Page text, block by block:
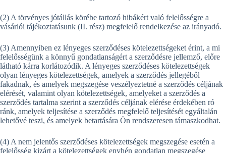
(2) A törvényes jótállás körébe tartozó hibákért való felelősségre a
vásárlói tájékoztatásunk (II. rész) megfelelő rendelkezése az irányadó.
(3) Amennyiben ez lényeges szerződéses kötelezettségeket érint, a mi
felelősségünk a könnyű gondatlanságért a szerződésre jellemző, előre
látható kárra korlátozódik. A lényeges szerződéses kötelezettségek
olyan lényeges kötelezettségek, amelyek a szerződés jellegéből
fakadnak, és amelyek megszegése veszélyeztetné a szerződés céljának
elérését, valamint olyan kötelezettségek, amelyeket a szerződés a
szerződés tartalma szerint a szerződés céljának elérése érdekében ró
ránk, amelyek teljesítése a szerződés megfelelő teljesítését egyáltalán
lehetővé teszi, és amelyek betartására Ön rendszeresen támaszkodhat.
(4) A nem jelentős szerződéses kötelezettségek megszegése esetén a
felelősség kizárt a kötelezettségek enyhén gondatlan megszegése